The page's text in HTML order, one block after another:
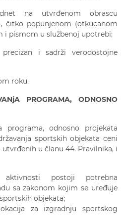
na utvrđenom obrascu
čitko popunjenom (otkucanom
i pismom u službenoj upotrebi;
i sadrži verodostojne
roku.
PROGRAMA, ODNOSNO
programa, odnosno projekata
sportskih objekata ceni
u članu 44. Pravilnika, i
postoji potrebna
sa zakonom kojim se uređuje
objekata;
za izgradnju sportskog